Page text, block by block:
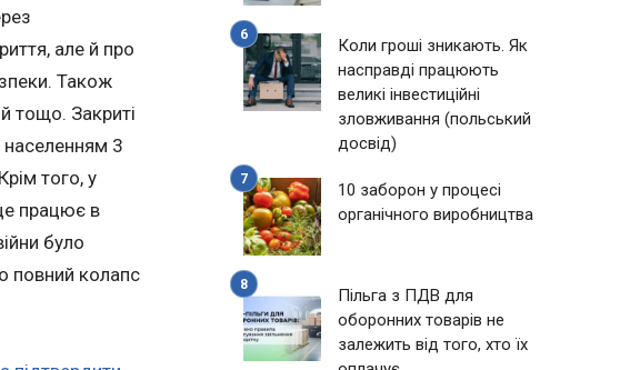
але й про
Також
тощо. Закриті
населенням 3
того, у
працює в
було
повний колапс
Коли гроші зникають. Як
насправді працюють
великі інвестиційні
зловживання (польський
досвід)
10 заборон у процесі
органічного виробництва
Пільга з ПДВ для
оборонних товарів не
залежить від того, хто їх